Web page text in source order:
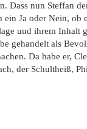
Dass nun Steffan
Ja oder Nein, ob
und ihrem Inhalt
gehandelt als
Da habe er,
der Schultheiß,